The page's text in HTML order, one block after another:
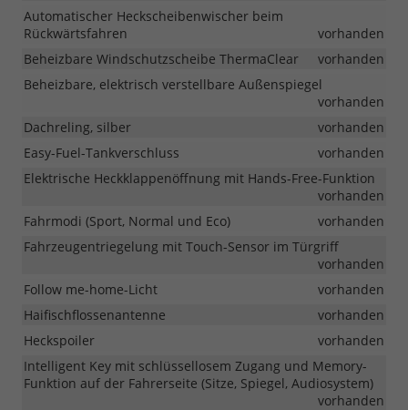
Automatischer Heckscheibenwischer beim
Rückwärtsfahren
vorhanden
Beheizbare Windschutzscheibe ThermaClear
vorhanden
Beheizbare, elektrisch verstellbare Außenspiegel
vorhanden
Dachreling, silber
vorhanden
Easy-Fuel-Tankverschluss
vorhanden
Elektrische Heckklappenöffnung mit Hands-Free-Funktion
vorhanden
Fahrmodi (Sport, Normal und Eco)
vorhanden
Fahrzeugentriegelung mit Touch-Sensor im Türgriff
vorhanden
Follow me-home-Licht
vorhanden
Haifischflossenantenne
vorhanden
Heckspoiler
vorhanden
Intelligent Key mit schlüssellosem Zugang und Memory-
Funktion auf der Fahrerseite (Sitze, Spiegel, Audiosystem)
vorhanden